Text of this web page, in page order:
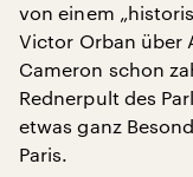
von einem
Victor Orban über
Cameron schon
Rednerpult des
etwas ganz
Paris.